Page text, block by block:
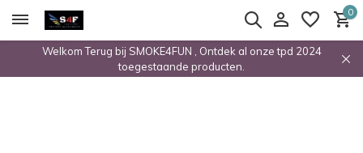
0
Welkom Terug bij SMOKE4FUN , Ontdek al onze tpd 2024
toegestaande producten.